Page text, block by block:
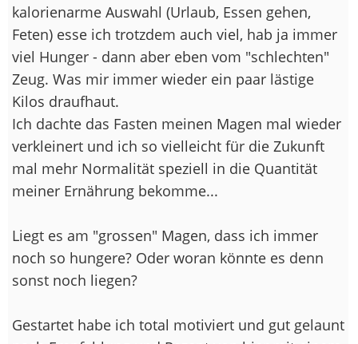
kalorienarme Auswahl (Urlaub, Essen gehen,
Feten) esse ich trotzdem auch viel, hab ja immer
viel Hunger - dann aber eben vom "schlechten"
Zeug. Was mir immer wieder ein paar lästige
Kilos draufhaut.
Ich dachte das Fasten meinen Magen mal wieder
verkleinert und ich so vielleicht für die Zukunft
mal mehr Normalität speziell in die Quantität
meiner Ernährung bekomme...
Liegt es am "grossen" Magen, dass ich immer
noch so hungere? Oder woran könnte es denn
sonst noch liegen?
Gestartet habe ich total motiviert und gut gelaunt